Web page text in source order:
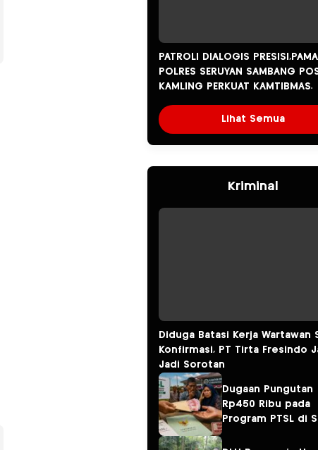
PATROLI DIALOGIS
POLRES SERUYAN SAMBANG
KAMLING PERKUAT KAMTIBMAS.
Lihat Semua
Kriminal
Diduga Batasi Kerja Wartawan
Konfirmasi, PT Tirta Fresindo
Jadi Sorotan
Dugaan Pungutan
Rp450 Ribu pada
Program PTSL di